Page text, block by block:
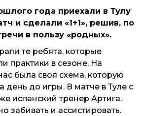
года приехали в Тулу
и сделали «1+1», решив, по
в пользу «родных».
те ребята, которые
практики в сезоне. На
была своя схема, которую
день до игры. В матче в Туле с
испанский тренер Артига.
забивать и ассистировать.